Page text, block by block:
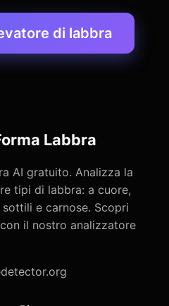
di labbra
Labbra
AI gratuito. Analizza la
tipi di labbra: a cuore,
e carnose. Scopri
il nostro analizzatore